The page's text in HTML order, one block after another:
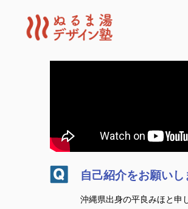
自己紹介をお願いし
沖縄県出身の平良みほと申